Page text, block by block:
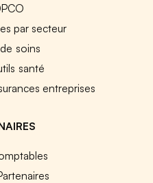
par secteur
soins
santé
entreprises